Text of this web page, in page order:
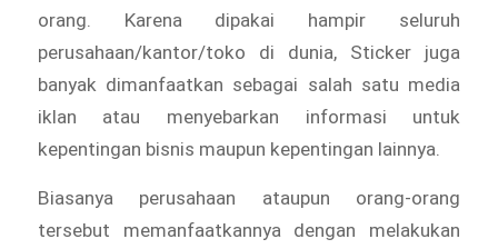
orang. Karena dipakai hampir seluruh
perusahaan/kantor/toko di dunia, Sticker juga
banyak dimanfaatkan sebagai salah satu media
iklan atau menyebarkan informasi untuk
kepentingan bisnis maupun kepentingan lainnya.
Biasanya perusahaan ataupun orang-orang
tersebut memanfaatkannya dengan melakukan